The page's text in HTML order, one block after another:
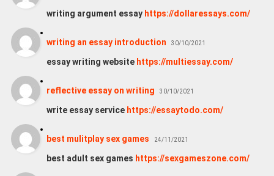
writing argument essay https://dollaressays.com/
writing an essay introduction 30/10/2021
essay writing website https://multiessay.com/
reflective essay on writing 30/10/2021
write essay service https://essaytodo.com/
best mulitplay sex games 24/11/2021
best adult sex games https://sexgameszone.com/